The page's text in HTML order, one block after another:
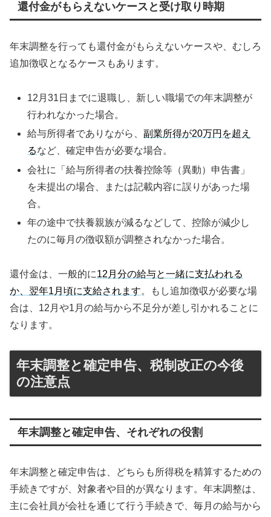
還付金がもらえないケースと受け取り時期
年末調整を行っても還付金がもらえないケースや、むしろ
追加徴収となるケースもあります。
12月31日までに退職し、新しい職場での年末調整が
行われなかった場合。
給与所得者でありながら、 副業所得が20万円を超え
るなど、確定申告が必要な場合。
会社に「給与所得者の扶養控除等（異動）申告書」
を未提出の場合、または記載内容に誤りがあった場
合。
年の途中で扶養親族が減るなどして、控除が減少し
たのに毎月の徴収額が調整されなかった場合。
還付金は、一般的に12月分の給与と一緒に支払われる
か、翌年1月頃に支給されます。もし追加徴収が必要な場
合は、12月や1月の給与から不足分が差し引かれることに
なります。
年末調整と確定申告、税制改正の今後
の注意点
年末調整と確定申告、それぞれの役割
年末調整と確定申告は、どちらも所得税を精算するための
手続きですが、対象者や目的が異なります。年末調整は、
主に会社員が会社を通じて行う手続きで、毎月の給与から